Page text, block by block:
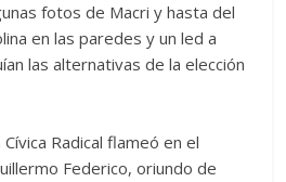
fotos de Macri y hasta del
en las paredes y un led a
las alternativas de la elección
Radical flameó en el
Federico, oriundo de